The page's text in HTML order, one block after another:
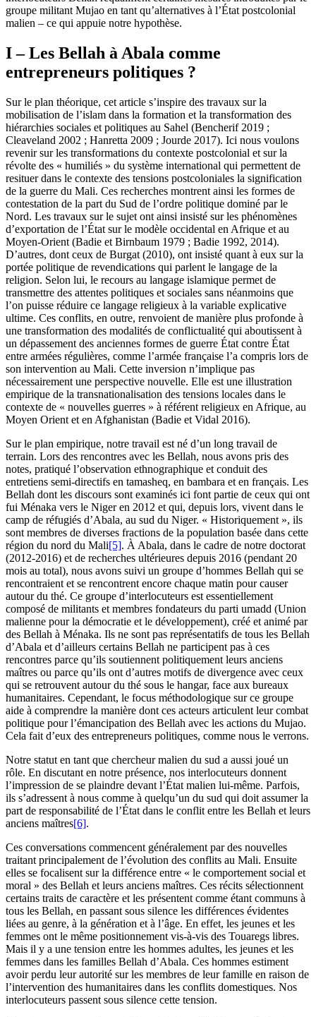
groupe militant Mujao en tant qu’alternatives à l’État postcolonial
malien – ce qui appuie notre hypothèse.
I – Les Bellah à Abala comme
entrepreneurs politiques ?
Sur le plan théorique, cet article s’inspire des travaux sur la
mobilisation de l’islam dans la formation et la transformation des
hiérarchies sociales et politiques au Sahel (Bencherif 2019 ;
Cleaveland 2002 ; Hanretta 2009 ; Jourde 2017). Ici nous voulons
revenir sur les transformations du contexte postcolonial et sur la
révolte des « humiliés » du système international qui permettent de
resituer dans le contexte des tensions postcoloniales la signification
de la guerre du Mali. Ces recherches montrent ainsi les formes de
contestation de la part du Sud de l’ordre politique dominé par le
Nord. Les travaux sur le sujet ont ainsi insisté sur les phénomènes
d’exportation de l’État sur le modèle occidental en Afrique et au
Moyen-Orient (Badie et Birnbaum 1979 ; Badie 1992, 2014).
D’autres, dont ceux de Burgat (2010), ont insisté quant à eux sur la
portée politique de revendications qui parlent le langage de la
religion. Selon lui, le recours au langage islamique permet de
transmettre des attentes politiques et sociales sans néanmoins que
l’on puisse réduire ce langage religieux à la variable explicative
ultime. Ces conflits, en outre, renvoient de manière plus profonde à
une transformation des modalités de conflictualité qui aboutissent à
un dépassement des anciennes formes de guerre État contre État
entre armées régulières, comme l’armée française l’a compris lors de
son intervention au Mali. Cette inversion n’implique pas
nécessairement une perspective nouvelle. Elle est une illustration
empirique de la transnationalisation des tensions locales dans le
contexte de « nouvelles guerres » à référent religieux en Afrique, au
Moyen Orient et en Afghanistan (Badie et Vidal 2016).
Sur le plan empirique, notre travail est né d’un long travail de
terrain. Lors des rencontres avec les Bellah, nous avons pris des
notes, pratiqué l’observation ethnographique et conduit des
entretiens semi-directifs en tamasheq, en bambara et en français. Les
Bellah dont les discours sont examinés ici font partie de ceux qui ont
fui Ménaka vers le Niger en 2012 et qui, depuis lors, vivent dans le
camp de réfugiés d’Abala, au sud du Niger. « Historiquement », ils
sont membres de diverses fractions de la population basée dans cette
région du nord du Mali[5]. À Abala, dans le cadre de notre doctorat
(2012-2016) et de recherches ultérieures depuis 2016 (pendant 20
mois au total), nous avons suivi un groupe d’hommes Bellah qui se
rencontraient et se rencontrent encore chaque matin pour causer
autour du thé. Ce groupe d’interlocuteurs est essentiellement
composé de militants et membres fondateurs du parti umadd (Union
malienne pour la démocratie et le développement), créé et animé par
des Bellah à Ménaka. Ils ne sont pas représentatifs de tous les Bellah
d’Abala et d’ailleurs certains Bellah ne participent pas à ces
rencontres parce qu’ils soutiennent politiquement leurs anciens
maîtres ou parce qu’ils ont d’autres motifs de divergence avec ceux
qui se retrouvent autour du thé sous le hangar, face aux bureaux
humanitaires. Cependant, le focus méthodologique sur ce groupe
aide à comprendre la manière dont ces acteurs articulent leur combat
politique pour l’émancipation des Bellah avec les actions du Mujao.
Cela fait d’eux des entrepreneurs politiques, comme nous le verrons.
Notre statut en tant que chercheur malien du sud a aussi joué un
rôle. En discutant en notre présence, nos interlocuteurs donnent
l’impression de se plaindre devant l’État malien lui-même. Parfois,
ils s’adressent à nous comme à quelqu’un du sud qui doit assumer la
part de responsabilité de l’État dans le conflit entre les Bellah et leurs
anciens maîtres[6].
Ces conversations commencent généralement par des nouvelles
traitant principalement de l’évolution des conflits au Mali. Ensuite
elles se focalisent sur la différence entre « le comportement social et
moral » des Bellah et leurs anciens maîtres. Ces récits sélectionnent
certains traits de caractère et les présentent comme étant communs à
tous les Bellah, en passant sous silence les différences évidentes
liées au genre, à la génération et à l’âge. En effet, les jeunes et les
femmes ont le même positionnement vis-à-vis des Touaregs libres.
Mais il y a une tension entre les hommes adultes, les jeunes et les
femmes dans les familles Bellah d’Abala. Ces hommes estiment
avoir perdu leur autorité sur les membres de leur famille en raison de
l’intervention des humanitaires dans les conflits domestiques. Nos
interlocuteurs passent sous silence cette tension.